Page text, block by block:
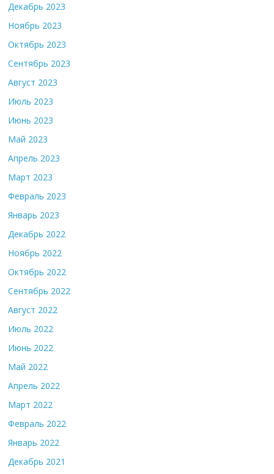
Декабрь 2023
Ноябрь 2023
Октябрь 2023
Сентябрь 2023
Август 2023
Июль 2023
Июнь 2023
Май 2023
Апрель 2023
Март 2023
Февраль 2023
Январь 2023
Декабрь 2022
Ноябрь 2022
Октябрь 2022
Сентябрь 2022
Август 2022
Июль 2022
Июнь 2022
Май 2022
Апрель 2022
Март 2022
Февраль 2022
Январь 2022
Декабрь 2021